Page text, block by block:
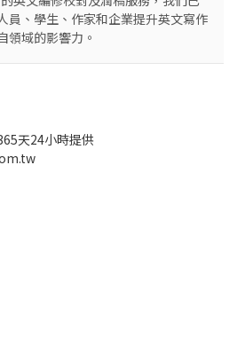
員、學生、作家和企業提升英文寫作
領域的影響力。
天24小時提供